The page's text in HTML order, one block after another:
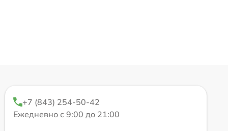
+7 (843) 254-50-42
Ежедневно с 9:00 до 21:00